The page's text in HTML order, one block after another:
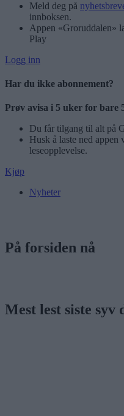
Meld deg på
innboksen.
Appen «Groruddalen»
Play
Logg inn
Har du ikke abonnement?
Prøv avisa i 5 uker for bare
Du får tilgang til alt på
Husk å laste ned
leseopplevelse.
Kjøp
Nyheter
På forsiden nå
Mest lest siste syv